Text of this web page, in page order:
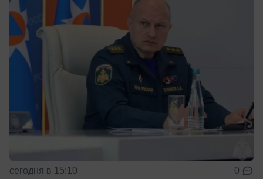
сегодня в 15:10 0